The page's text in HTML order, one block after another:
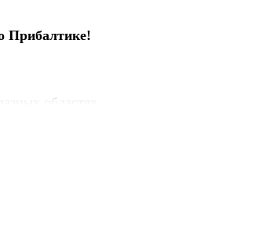
Прибалтике!
областях